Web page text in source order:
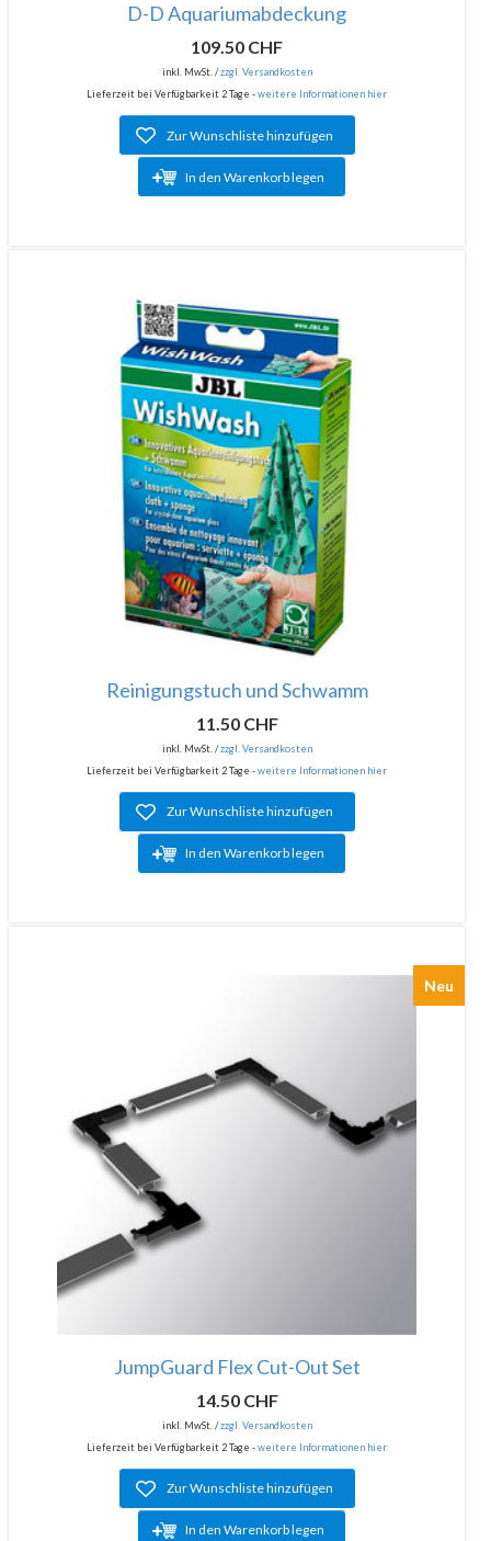
D-D Aquariumabdeckung
109.50 CHF
inkl. MwSt. /zzgl. Versandkosten
Lieferzeit bei Verfügbarkeit 2 Tage -weitere Informationen hier
Zur Wunschliste hinzufügen
In den Warenkorb legen
Reinigungstuch und Schwamm
11.50 CHF
inkl. MwSt. /zzgl. Versandkosten
Lieferzeit bei Verfügbarkeit 2 Tage -weitere Informationen hier
Zur Wunschliste hinzufügen
In den Warenkorb legen
Neu
JumpGuard Flex Cut-Out Set
14.50 CHF
inkl. MwSt. /zzgl. Versandkosten
Lieferzeit bei Verfügbarkeit 2 Tage -weitere Informationen hier
Zur Wunschliste hinzufügen
In den Warenkorb legen